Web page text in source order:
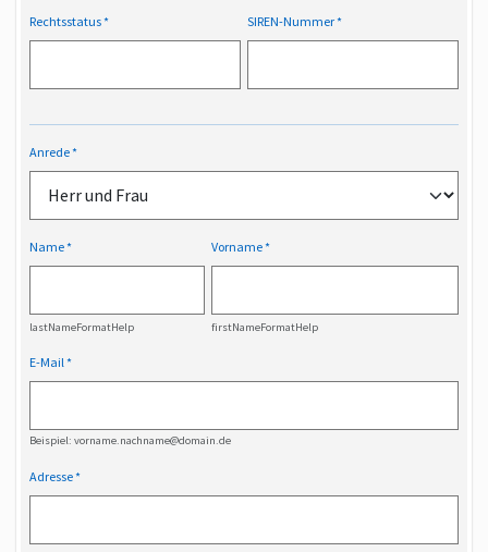
Rechtsstatus SIREN-Nummer
Anrede
Name
lastNameFormatHelp
Vorname
firstNameFormatHelp
E-Mail
Beispiel: vorname.nachname@domain.de
Adresse